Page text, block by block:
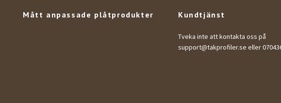
Mått anpassade plåtprodukter Kundtjänst
Tveka inte att kontakta oss på
support@takprofiler.se eller